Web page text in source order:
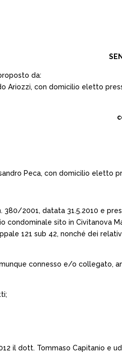
da:
Ariozzi, con domicilio eletto
Peca, con domicilio eletto
380/2001, datata 31.5.2010 e
sito in Civitanova
121 sub 42, nonché dei
connesso e/o collegato,
il dott. Tommaso Capitanio e